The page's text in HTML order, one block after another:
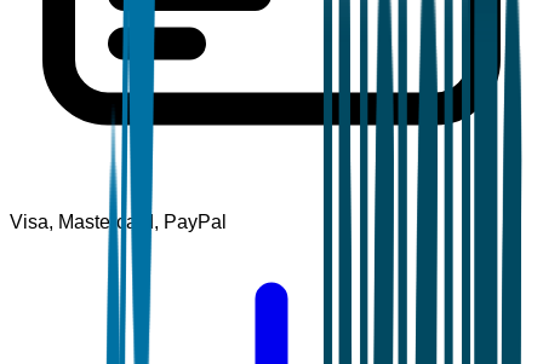
Visa, Mastercard, PayPal